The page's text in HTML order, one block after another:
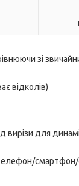
зі
відколів)
вирізи для
телефон/